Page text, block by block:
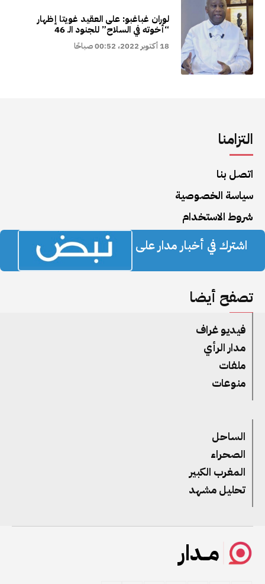
لوران غباغبو: على العقيد غويتا إظهار
“أخوته في السلاح” للجنود الـ 46
18 أكتوبر 2022، 00:52 صباحًا
التزامنا
اتصل بنا
سياسة الخصوصية
شروط الاستخدام
اشترك في أخبار مدار على
تصفح أيضا
فيديو غراف
مدار الرأي
ملفات
منوعات
الساحل
الصحراء
المغرب الكبير
تحليل مشهد
مــدار